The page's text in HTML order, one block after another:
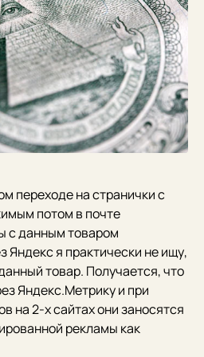
переходе на странички с
потом в почте
с данным товаром
Яндекс я практически не ищу,
товар. Получается, что
Яндекс.Метрику и при
на 2-х сайтах они заносятся
рекламы как